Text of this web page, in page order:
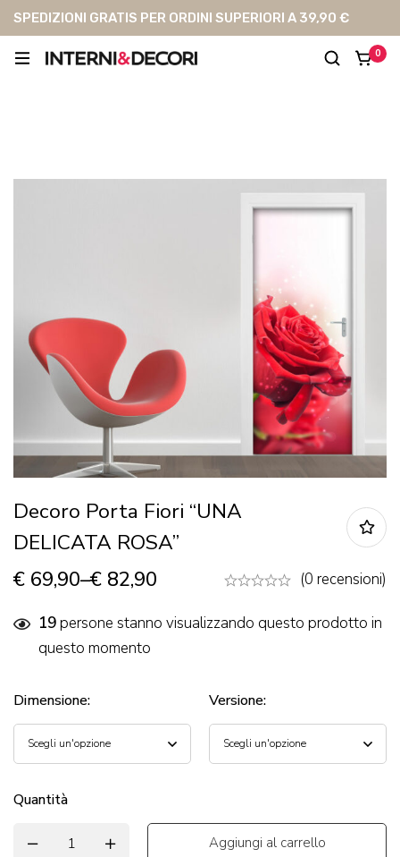
SPEDIZIONI GRATIS PER ORDINI SUPERIORI A 39,90 €
0
Decoro Porta Fiori “UNA
DELICATA ROSA”
€ 69,90–€ 82,90 (0 recensioni)
19persone stanno visualizzando questo prodotto in
questo momento
Dimensione: Versione:
Quantità
Aggiungi al carrello